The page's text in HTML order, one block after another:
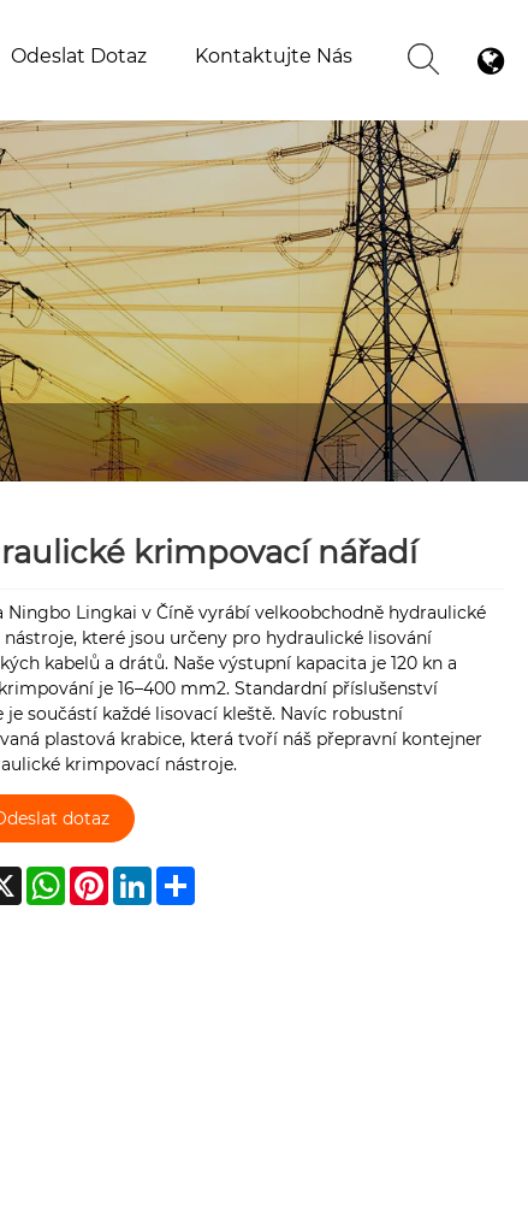
Odeslat Dotaz Kontaktujte Nás
krimpovací nářadí
Ningbo Lingkai v Číně vyrábí velkoobchodně hydraulické
nástroje, které jsou určeny pro hydraulické lisování
kabelů a drátů. Naše výstupní kapacita je 120 kn a
je 16–400 mm2. Standardní příslušenství
je součástí každé lisovací kleště. Navíc robustní
plastová krabice, která tvoří náš přepravní kontejner
krimpovací nástroje.
dotaz
X WhatsApp
PinterestLinkedInShare